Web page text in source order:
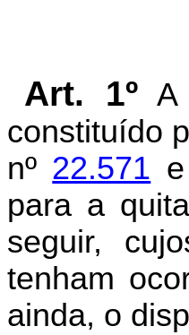
Art. 1ºA
constituído
nº 22.571
para a
seguir,
tenham
ainda, o